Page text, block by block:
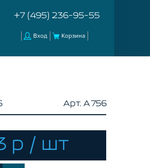
+7 (495) 236-95-55
Вход Корзина
Арт. A756
р / шт